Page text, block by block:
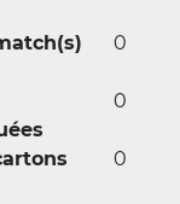
0
0
0